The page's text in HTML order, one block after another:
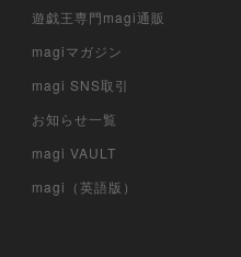
遊戯王専門magi通販
magiマガジン
magi SNS取引
お知らせ一覧
magi VAULT
magi（英語版）